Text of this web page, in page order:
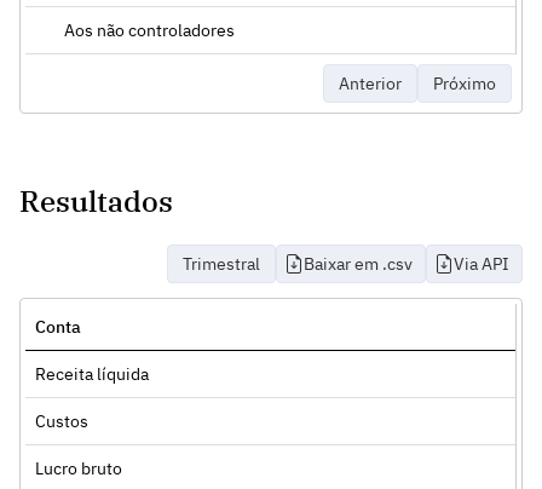
Aos não controladores
Anterior Próximo
Resultados
Trimestral Baixar em .csv Via API
Conta
Receita líquida
Custos
Lucro bruto